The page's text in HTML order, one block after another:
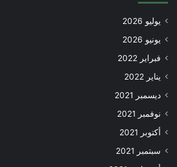
يوليو 2026
يونيو 2026
فبراير 2022
يناير 2022
ديسمبر 2021
نوفمبر 2021
أكتوبر 2021
سبتمبر 2021